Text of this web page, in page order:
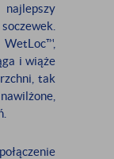
i wiąże
tak